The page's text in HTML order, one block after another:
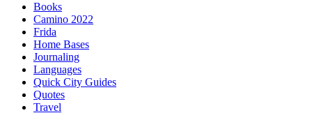
Books
Camino 2022
Frida
Home Bases
Journaling
Languages
Quick City Guides
Quotes
Travel